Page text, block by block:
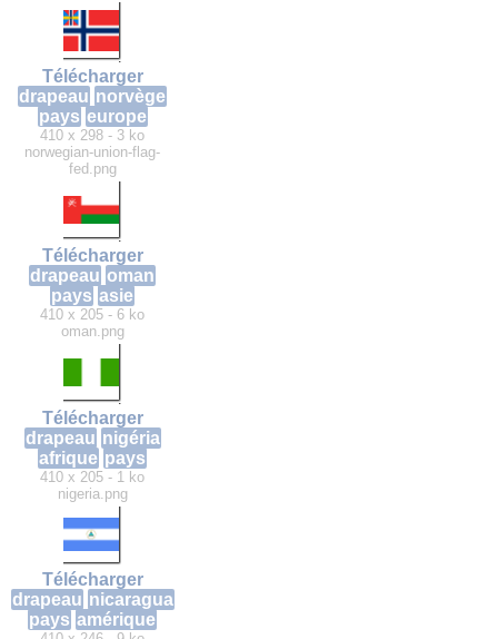
Télécharger
drapeau norvège
pays europe
410 x 298 - 3 ko
norwegian-union-flag-
fed.png
Télécharger
drapeau oman
pays asie
410 x 205 - 6 ko
oman.png
Télécharger
drapeau nigéria
afrique pays
410 x 205 - 1 ko
nigeria.png
Télécharger
drapeau nicaragua
pays amérique